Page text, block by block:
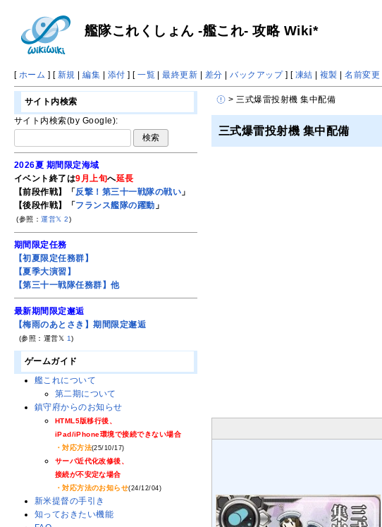
艦隊これくしょん -艦これ- 攻略 Wiki*
[ ホーム ] [ 新規 |編集 | 添付 ] [一覧 |最終更新 | 差分 |バックアップ] [ 凍結 | 複製 |名前変更
> 三式爆雷投射機 集中配備
三式爆雷投射機 集中配備
サイト内検索
サイト内検索(by Google):
2026夏 期間限定海域
イベント終了は9月上旬へ延長
【前段作戦】「 反撃！第三十一戦隊の戦い 」
【後段作戦】「 フランス艦隊の躍動 」
(参照：運営𝕏 2)
期間限定任務
【初夏限定任務群】
【夏季大演習】
【第三十一戦隊任務群】他
最新期間限定邂逅
【梅雨のあとさき】期間限定邂逅
(参照：運営𝕏 1)
ゲームガイド
艦これについて
第二期について
鎮守府からのお知らせ
HTML5版移行後、
iPad/iPhone環境で接続できない場合
・対応方法(25/10/17)
サーバ近代化改修後、
接続が不安定な場合
・対応方法のお知らせ(24/12/04)
新米提督の手引き
知っておきたい機能